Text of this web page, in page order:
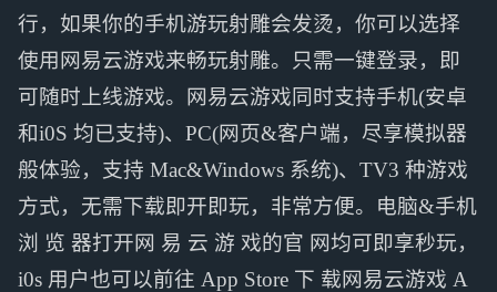
行，如果你的手机游玩射雕会发烫，你可以选择
使用网易云游戏来畅玩射雕。只需一键登录，即
可随时上线游戏。网易云游戏同时支持手机(安卓
和i0S 均已支持)、PC(网页&客户端，尽享模拟器
般体验，支持 Mac&Windows 系统)、TV3 种游戏
方式，无需下载即开即玩，非常方便。电脑&手机
浏 览 器打开网 易 云 游 戏的官 网均可即享秒玩，
i0s 用户也可以前往 App Store 下 载网易云游戏 A